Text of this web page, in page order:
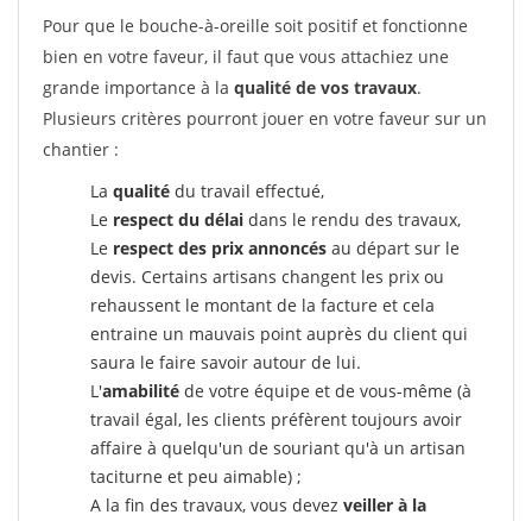
Pour que le bouche-à-oreille soit positif et fonctionne
bien en votre faveur, il faut que vous attachiez une
grande importance à la qualité de vos travaux.
Plusieurs critères pourront jouer en votre faveur sur un
chantier :
La qualité du travail effectué,
Le respect du délai dans le rendu des travaux,
Le respect des prix annoncés au départ sur le
devis. Certains artisans changent les prix ou
rehaussent le montant de la facture et cela
entraine un mauvais point auprès du client qui
saura le faire savoir autour de lui.
L'amabilité de votre équipe et de vous-même (à
travail égal, les clients préfèrent toujours avoir
affaire à quelqu'un de souriant qu'à un artisan
taciturne et peu aimable) ;
A la fin des travaux, vous devez veiller à la